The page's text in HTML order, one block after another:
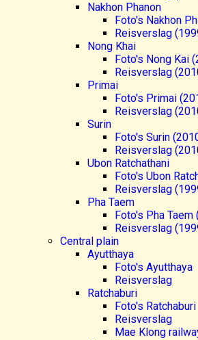
Nakhon Phanon
Foto's Nakhon
Reisverslag
Nong Khai
Foto's Nong Kai
Reisverslag
Primai
Foto's Primai
Reisverslag
Surin
Foto's Surin
Reisverslag
Ubon Ratchathani
Foto's Ubon
Reisverslag
Pha Taem
Foto's Pha Taem
Reisverslag
Central plain
Ayutthaya
Foto's Ayutthaya
Reisverslag
Ratchaburi
Foto's Ratchaburi
Reisverslag
Mae Klong